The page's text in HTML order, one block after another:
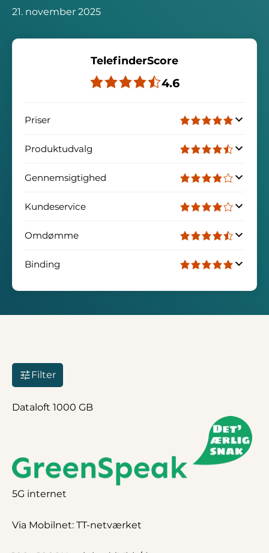
21. november 2025
TelefinderScore
4.6
Priser
Produktudvalg
Gennemsigtighed
Kundeservice
Omdømme
Binding
Filter
Dataloft 1000 GB
5G internet
Via Mobilnet: TT-netværket